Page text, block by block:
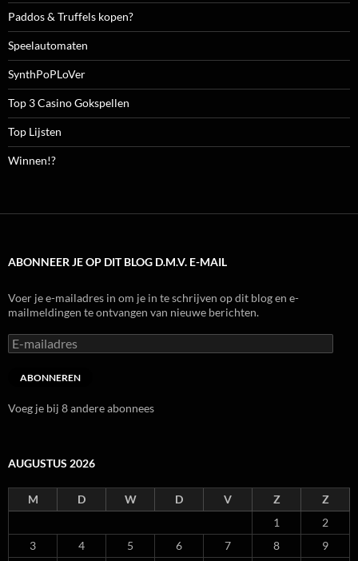
Paddos & Truffels kopen?
Speelautomaten
SynthPoPLoVer
Top 3 Casino Gokspellen
Top Lijsten
Winnen!?
ABONNEER JE OP DIT BLOG D.M.V. E-MAIL
Voer je e-mailadres in om je in te schrijven op dit blog en e-
mailmeldingen te ontvangen van nieuwe berichten.
E-
mailadres
ABONNEREN
Voeg je bij 8 andere abonnees
AUGUSTUS 2026
M D W D V Z
Z
1
2
3
4 5 6 7 8
9